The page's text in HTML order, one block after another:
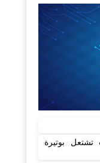
تشتعل بوتيرة